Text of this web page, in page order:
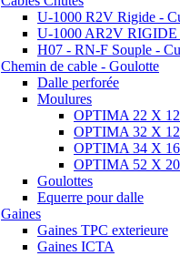
U-1000 R2V Rigide -
U-1000 AR2V RIGIDE
H07 - RN-F Souple -
Chemin de cable - Goulotte
Dalle perforée
Moulures
OPTIMA 22 X
OPTIMA 32 X
OPTIMA 34 X 16
OPTIMA 52 X 20
Goulottes
Equerre pour dalle
Gaines
Gaines TPC exterieure
Gaines ICTA